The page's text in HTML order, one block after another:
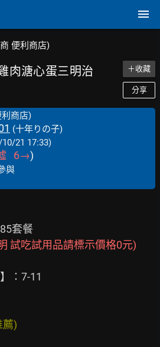
便利商店)
肉溏心蛋三明治 ＋收藏
分享
商店)
(十年りの子)
10/21 17:33)
6→)
與
套餐
試吃試用品請標示價格0元)
：7-11
薦)